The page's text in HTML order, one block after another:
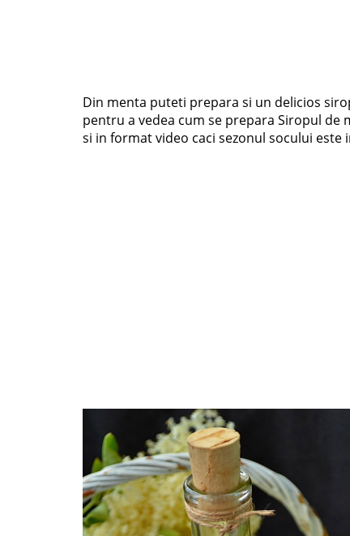
Din menta puteti prepara si un delicios
pentru a vedea cum se prepara Siropul de
si in format video caci sezonul socului este